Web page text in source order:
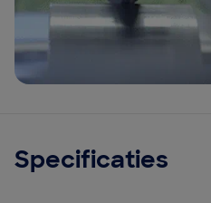
Specificaties